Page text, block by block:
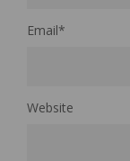
Email*
Website